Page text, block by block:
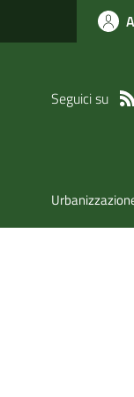
Seguici su